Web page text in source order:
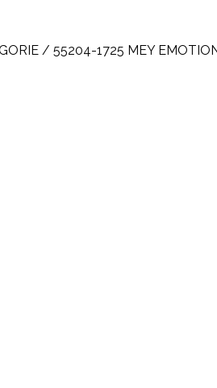
/ 55204-1725 MEY